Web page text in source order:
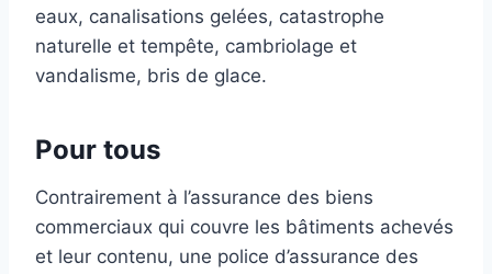
eaux, canalisations gelées, catastrophe
naturelle et tempête, cambriolage et
vandalisme, bris de glace.
Pour tous
Contrairement à l’assurance des biens
commerciaux qui couvre les bâtiments achevés
et leur contenu, une police d’assurance des